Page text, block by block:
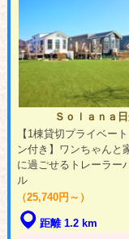
Ｓｏｌａｎａ
【1棟貸切プライベー
ン付き】ワンちゃんと
に過ごせるトレーラー
ル
（25,740円～）
距離 1.2 km